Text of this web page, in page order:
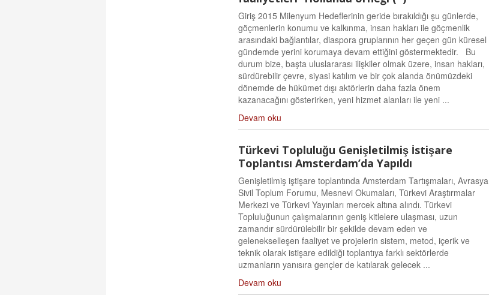
Giriş 2015 Milenyum Hedeflerinin geride bırakıldığı şu günlerde,
göçmenlerin konumu ve kalkınma, insan hakları ile göçmenlik
arasındaki bağlantılar, diaspora gruplarının her geçen gün küresel
gündemde yerini korumaya devam ettiğini göstermektedir. Bu
durum bize, başta uluslararası ilişkiler olmak üzere, insan hakları,
sürdürebilir çevre, siyasi katılım ve bir çok alanda önümüzdeki
dönemde de hükümet dışı aktörlerin daha fazla önem
kazanacağını gösterirken, yeni hizmet alanları ile yeni ...
Devam oku
Türkevi Topluluğu Genişletilmiş İstişare
Toplantısı Amsterdam’da Yapıldı
Genişletilmiş iştişare toplantında Amsterdam Tartışmaları, Avrasya
Sivil Toplum Forumu, Mesnevi Okumaları, Türkevi Araştırmalar
Merkezi ve Türkevi Yayınları mercek altına alındı. Türkevi
Topluluğunun çalışmalarının geniş kitlelere ulaşması, uzun
zamandır sürdürülebilir bir şekilde devam eden ve
gelenekselleşen faaliyet ve projelerin sistem, metod, içerik ve
teknik olarak istişare edildiği toplantıya farklı sektörlerde
uzmanların yanısıra gençler de katılarak gelecek ...
Devam oku